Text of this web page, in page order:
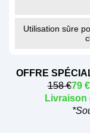
Utilisation sûre
OFFRE
158 €79 €
Livraison